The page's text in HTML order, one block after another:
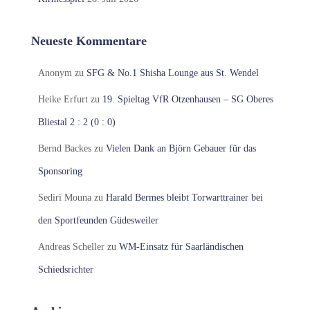
Neueste Kommentare
Anonym zu SFG & No.1 Shisha Lounge aus St. Wendel
Heike Erfurt zu 19. Spieltag VfR Otzenhausen – SG Oberes
Bliestal 2 : 2 (0 : 0)
Bernd Backes zu Vielen Dank an Björn Gebauer für das
Sponsoring
Sediri Mouna zu Harald Bermes bleibt Torwarttrainer bei
den Sportfeunden Güdesweiler
Andreas Scheller zu WM-Einsatz für Saarländischen
Schiedsrichter